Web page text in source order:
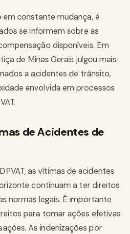
em constante mudança, é
se informem sobre as
disponíveis. Em
de Minas Gerais julgou mais
a acidentes de trânsito,
envolvida em processos
de Acidentes de
as vítimas de acidentes
continuam a ter direitos
normas legais. É importante
para tomar ações efetivas
As indenizações por